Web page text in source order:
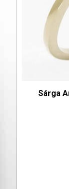
Sárga